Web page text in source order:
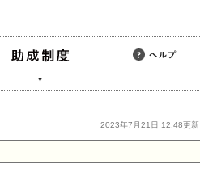
2023年7月21日 12:48更新